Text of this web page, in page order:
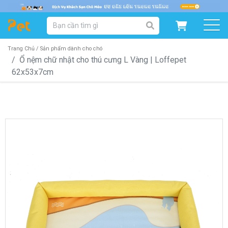
DANH MỤC SẢN PHẨM
SẢN PHẨM DÀNH CHO MÈO
SẨN PHẨM THEO THƯƠNG HIỆU
Trang Chủ / Sản phẩm dành cho chó
Ổ nệm chữ nhật cho thú cưng L Vàng | Loffepet
62x53x7cm